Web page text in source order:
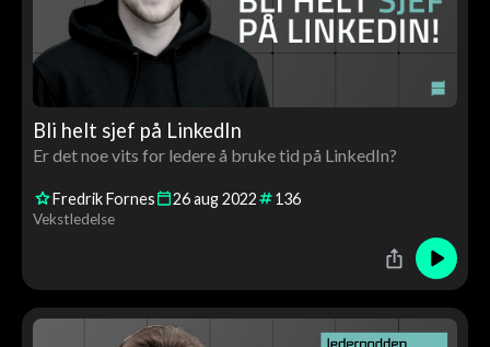
Bli helt sjef på LinkedIn
Er det noe vits for ledere å bruke tid på LinkedIn?
Fredrik Fornes 26aug2022 136
Vekstledelse